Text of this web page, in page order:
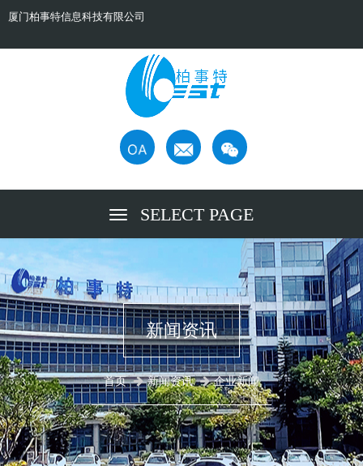
厦门柏事特信息科技有限公司
SELECT PAGE
新闻资讯
首页 新闻资讯 企业新闻